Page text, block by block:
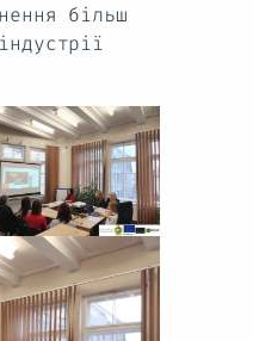
більш